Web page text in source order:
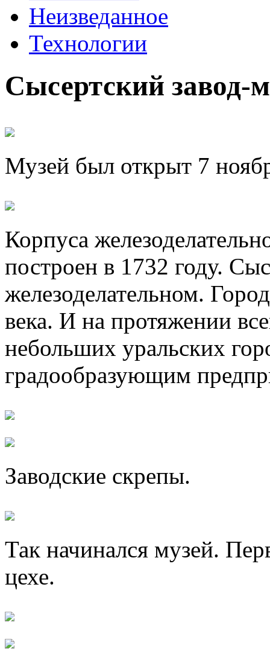
Неизведанное
Технологии
Сысертский завод-
Музей был открыт 7
Корпуса
построен в 1732 году.
железоделательном.
века. И на протяжении
небольших уральских
градообразующим
Заводские скрепы.
Так начинался музей.
цехе.